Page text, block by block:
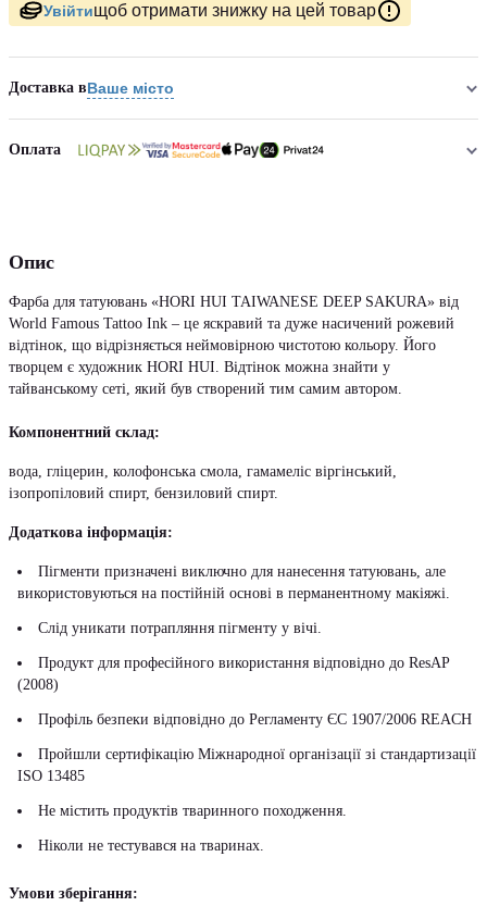
Увійтищоб отримати знижку на цей товар
Доставка вВаше місто
Оплата
Опис
Фарба для татуювань «HORI HUI TAIWANESE DEEP SAKURA» від
World Famous Tattoo Ink – це яскравий та дуже насичений рожевий
відтінок, що відрізняється неймовірною чистотою кольору. Його
творцем є художник HORI HUI. Відтінок можна знайти у
тайванському сеті, який був створений тим самим автором.
Компонентний склад:
вода, гліцерин, колофонська смола, гамамеліс віргінський,
ізопропіловий спирт, бензиловий спирт.
Додаткова інформація:
Пігменти призначені виключно для нанесення татуювань, але
використовуються на постійній основі в перманентному макіяжі.
Слід уникати потрапляння пігменту у вічі.
Продукт для професійного використання відповідно до ResAP
(2008)
Профіль безпеки відповідно до Регламенту ЄС 1907/2006 REACH
Пройшли сертифікацію Міжнародної організації зі стандартизації
ISO 13485
Не містить продуктів тваринного походження.
Ніколи не тестувався на тваринах.
Умови зберігання: